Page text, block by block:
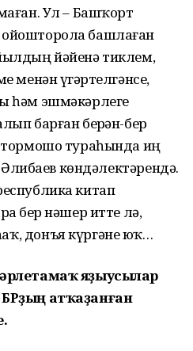
Ул – Башҡорт
башлаған
йәйенә тиклем,
менән үҙгәртелгәнсе,
һәм эшмәкәрлеге
барған берҙән-бер
тураһында иң
Әлибаев көндәлектәрендә.
китап
бер нәшер итте лә,
донъя күргәне юҡ…
яҙыусылар
атҡаҙанған